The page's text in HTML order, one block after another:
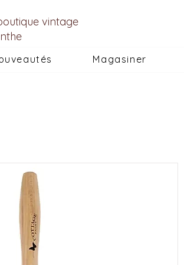
vintage
Magasiner